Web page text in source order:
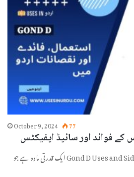
October 9, 2024 77
Gond D Uses and Side Effects in Urdu Gond D ایک قدرتی مادہ ہے جو